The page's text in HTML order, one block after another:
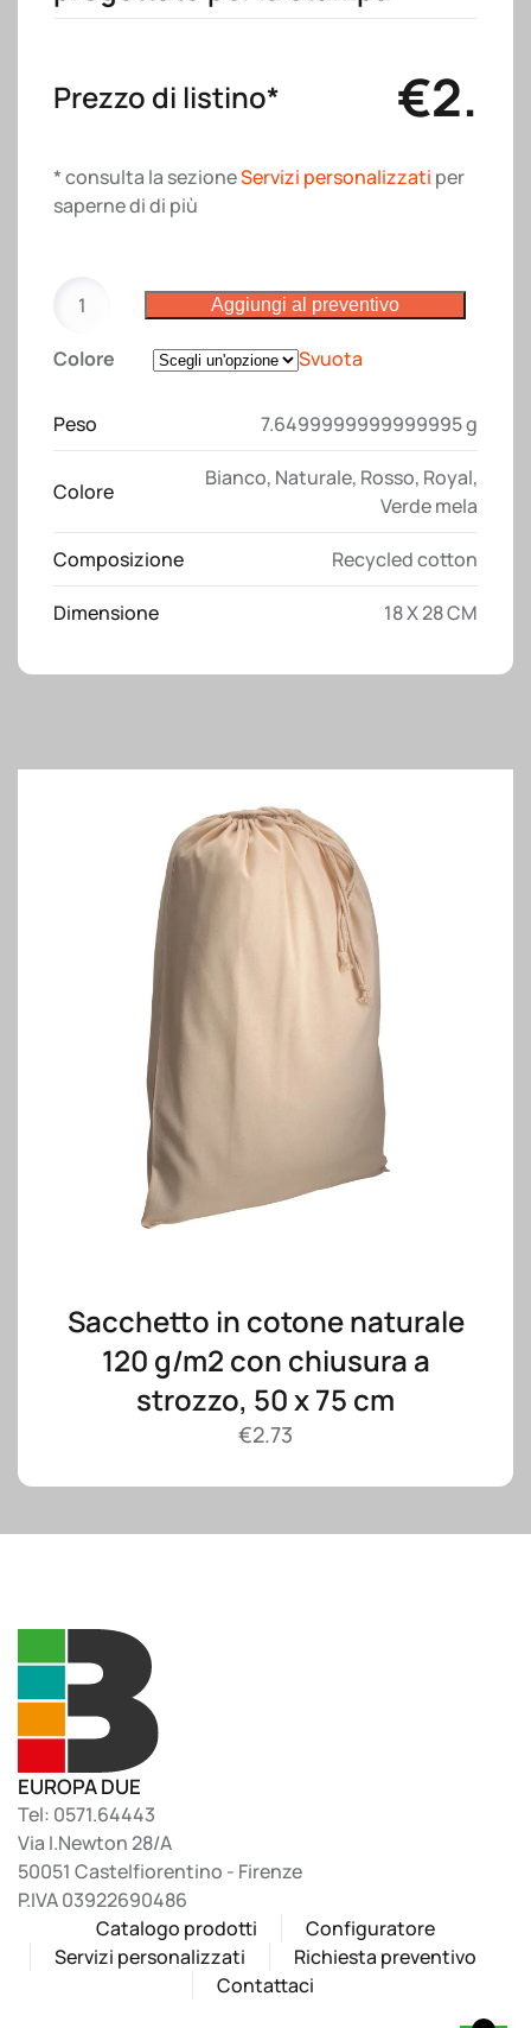
Prezzo di listino* €
* consulta la sezioneServizi personalizzati per
saperne di di più
forno
in
riciclato
Aggiungi al preventivo
Colore Svuota
Peso 7.6499999999999995 g
Colore
Bianco, Naturale, Rosso, Royal,
Verde mela
Composizione Recycled cotton
Dimensione 18 X 28 CM
Sacchetto in cotone naturale
120 g/m2 con chiusura a
strozzo, 50 x 75 cm
€2.73
EUROPA DUE
Tel: 0571.64443
Via I.Newton 28/A
50051 Castelfiorentino - Firenze
P.IVA 03922690486
Catalogo prodotti
Configuratore
Servizi personalizzati
Richiesta preventivo
Contattaci